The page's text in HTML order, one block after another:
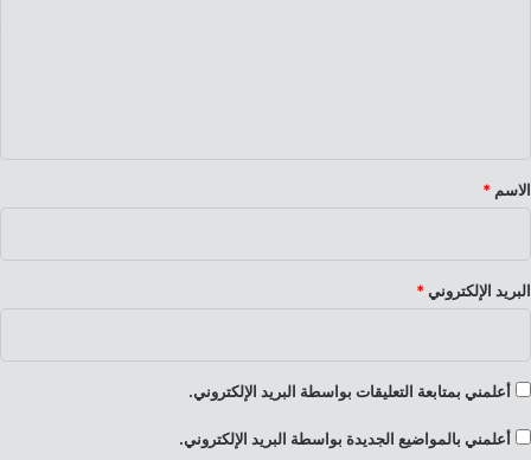
*
الاسم *
البريد الإلكتروني *
أعلمني بمتابعة التعليقات بواسطة البريد الإلكتروني.
أعلمني بالمواضيع الجديدة بواسطة البريد الإلكتروني.